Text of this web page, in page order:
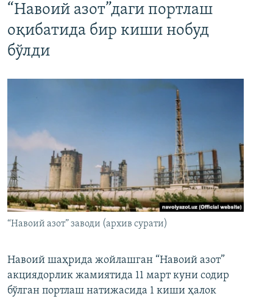
“Навоий азот”даги портлаш
оқибатида бир киши нобуд
бўлди
“Навоий азот” заводи (архив сурати)
Навоий шаҳрида жойлашган “Навоий азот”
акциядорлик жамиятида 11 март куни содир
бўлган портлаш натижасида 1 киши ҳалок